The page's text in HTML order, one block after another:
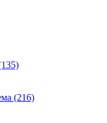
(216)